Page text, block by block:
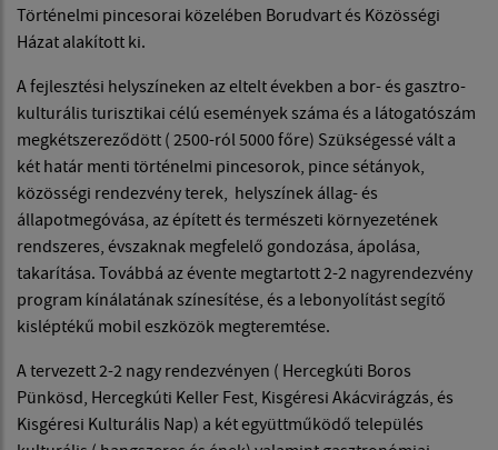
Történelmi pincesorai közelében Borudvart és Közösségi
Házat alakított ki.
A fejlesztési helyszíneken az eltelt években a bor- és gasztro-
kulturális turisztikai célú események száma és a látogatószám
megkétszereződött ( 2500-ról 5000 főre) Szükségessé vált a
két határ menti történelmi pincesorok, pince sétányok,
közösségi rendezvény terek, helyszínek állag- és
állapotmegóvása, az épített és természeti környezetének
rendszeres, évszaknak megfelelő gondozása, ápolása,
takarítása. Továbbá az évente megtartott 2-2 nagyrendezvény
program kínálatának színesítése, és a lebonyolítást segítő
kisléptékű mobil eszközök megteremtése.
A tervezett 2-2 nagy rendezvényen ( Hercegkúti Boros
Pünkösd, Hercegkúti Keller Fest, Kisgéresi Akácvirágzás, és
Kisgéresi Kulturális Nap) a két együttműködő település